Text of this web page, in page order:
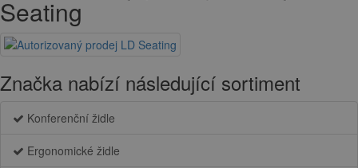
Seating
Značka nabízí následující sortiment
Konferenční židle
Ergonomické židle